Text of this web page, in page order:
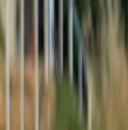
Sobota, 8. augusta 2026